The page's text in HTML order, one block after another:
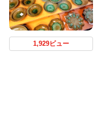
1,929ビュー